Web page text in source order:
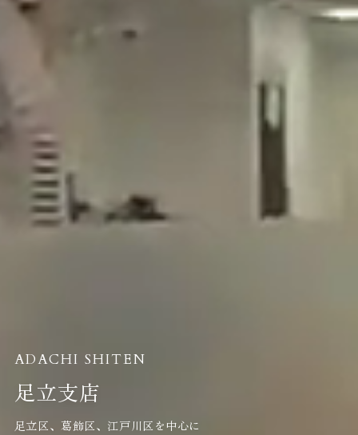
ADACHI SHITEN
足立支店
足立区、葛飾区、江戸川区を中心に